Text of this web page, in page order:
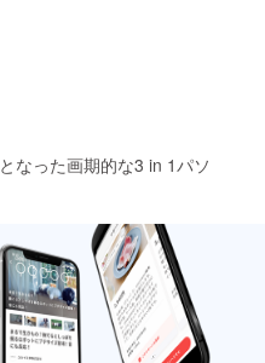
なった画期的な3 in 1パソ